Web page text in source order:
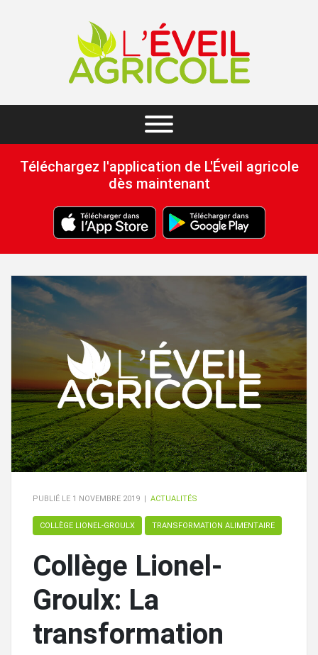
Téléchargez l'application de L'Éveil agricole
dès maintenant
PUBLIÉ LE 1 NOVEMBRE 2019 ACTUALITÉS
COLLÈGE LIONEL-GROULX TRANSFORMATION ALIMENTAIRE
Collège Lionel-
Groulx: La
transformation